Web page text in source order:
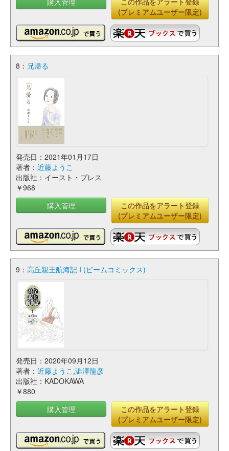
(プレミアムユーザー限定)
8： 兄帰る
発売日：2021年01月17日
著者： 近藤ようこ
出版社：イースト・プレス
￥968
購入管理
この作品をアラート登録
(プレミアムユーザー限定)
9： 高丘親王航海記 I (ビームコミックス)
発売日：2020年09月12日
著者： 近藤ようこ ,澁澤龍彦
出版社：KADOKAWA
￥880
購入管理
この作品をアラート登録
(プレミアムユーザー限定)